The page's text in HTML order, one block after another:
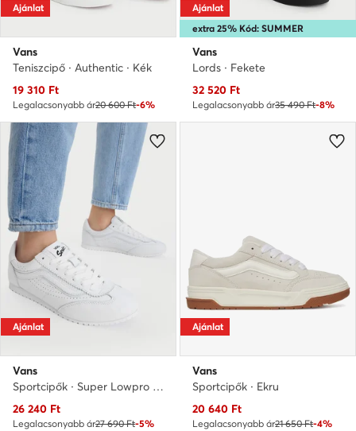
Ajánlat
Vans
Teniszcipő · Authentic · Kék
Aktuális ár
19 310 Ft
Legalacsonyabb ár20 600 Ft-6%
extra 25% Kód: SUMMER
Ajánlat
Vans
Lords · Fekete
Aktuális ár
32 520 Ft
Legalacsonyabb ár35 490 Ft-8%
Ajánlat
Vans
Sportcipők · Super Lowpro · Fehér
Aktuális ár
26 240 Ft
Legalacsonyabb ár27 690 Ft-5%
Ajánlat
Vans
Sportcipők · Ekru
Aktuális ár
20 640 Ft
Legalacsonyabb ár21 650 Ft-4%